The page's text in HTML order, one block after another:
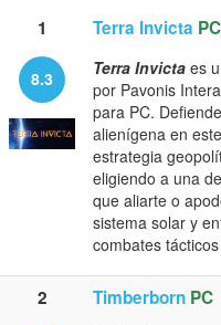
1 Terra Invicta PC
8.3 Terra Invicta es
por Pavonis
para PC.
alienígena en
estrategia
eligiendo a una
que aliarte o
sistema solar y
combates
2 Timberborn PC